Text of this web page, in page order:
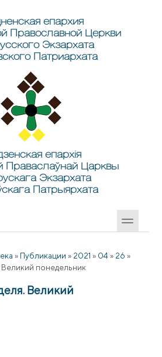
епархия
Православной Церкви
Экзархата
Патриархата
епархія
Праваслаўнай Царквы
Экзархата
Патрыярхата
» Публикации » 2021 » 04 » 26 »
Великий понедельник
Великий